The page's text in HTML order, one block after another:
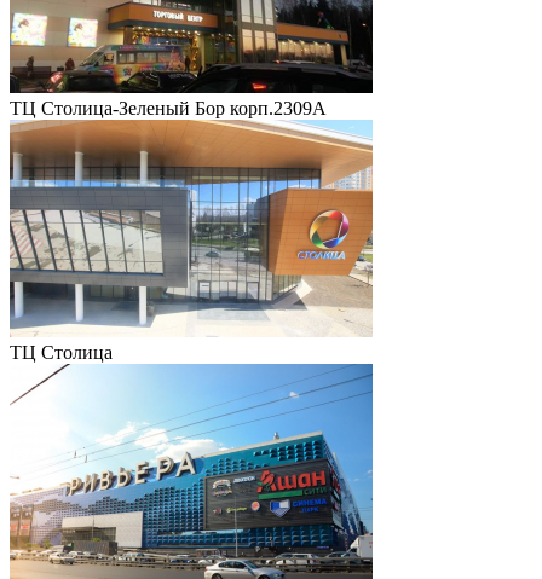
ТЦ Столица-Зеленый Бор корп.2309А
ТЦ Столица